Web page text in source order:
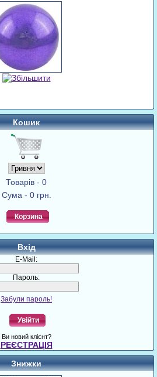
Кошик
Товарів - 0
Сума - 0 грн.
Корзина
Вхід
E-Mail:
Пароль:
Забули пароль!
Увійти
Ви новий клієнт?
РЕЄСТРАЦІЯ
Знижки